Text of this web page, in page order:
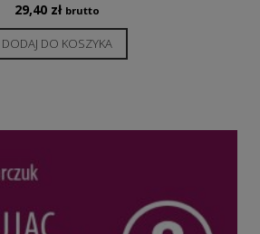
29,40 zł brutto
DODAJ DO KOSZYKA